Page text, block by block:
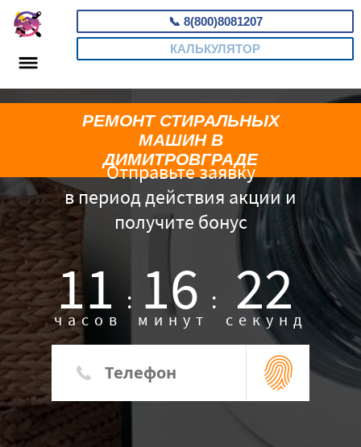
📞 8(800)8081207
КАЛЬКУЛЯТОР
Отправьте заявку
в период действия акции и
получите бонус
11 :
часов 16 :
минут 21
секунд
РЕМОНТ СТИРАЛЬНЫХ
МАШИН В
ДИМИТРОВГРАДЕ